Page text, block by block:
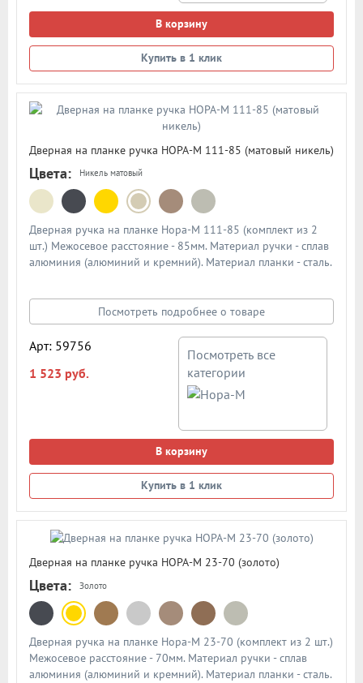
В корзину
Купить в 1 клик
Дверная на планке ручка НОРА-М 111-85 (матовый никель)
Цвета: Никель матовый
Дверная ручка на планке Нора-М 111-85 (комплект из 2
шт.) Межосевое расстояние - 85мм. Материал ручки - сплав
алюминия (алюминий и кремний). Материал планки - сталь.
Посмотреть подробнее о товаре
Арт: 59756
1 523 руб.
Посмотреть все
категории
В корзину
Купить в 1 клик
Дверная на планке ручка НОРА-М 23-70 (золото)
Цвета: Золото
Дверная ручка на планке Нора-М 23-70 (комплект из 2 шт.)
Межосевое расстояние - 70мм. Материал ручки - сплав
алюминия (алюминий и кремний). Материал планки - сталь.